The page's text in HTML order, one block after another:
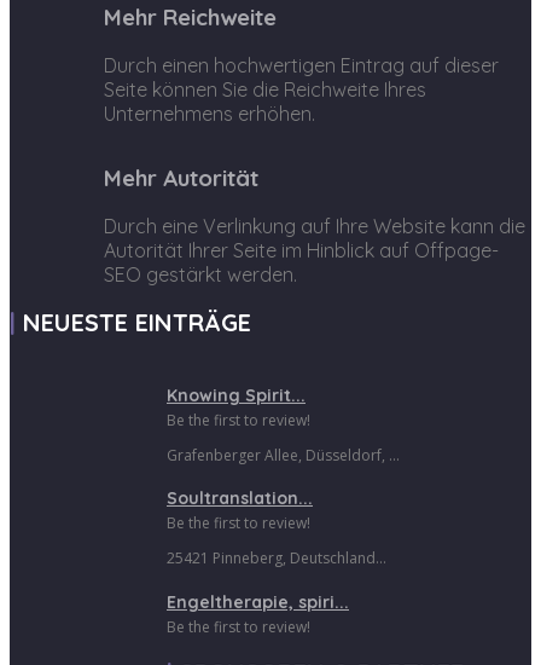
Mehr Reichweite
Durch einen hochwertigen Eintrag auf dieser
Seite können Sie die Reichweite Ihres
Unternehmens erhöhen.
Mehr Autorität
Durch eine Verlinkung auf Ihre Website kann die
Autorität Ihrer Seite im Hinblick auf Offpage-
SEO gestärkt werden.
NEUESTE EINTRÄGE
Knowing Spirit...
Be the first to review!
Grafenberger Allee, Düsseldorf, ...
Soultranslation...
Be the first to review!
25421 Pinneberg, Deutschland...
Engeltherapie, spiri...
Be the first to review!